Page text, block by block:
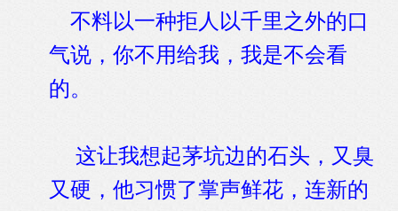
不料以一种拒人以千里之外的口
气说，你不用给我，我是不会看
的。
这让我想起茅坑边的石头，又臭
又硬，他习惯了掌声鲜花，连新的